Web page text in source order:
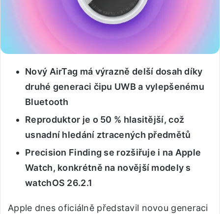
Nový AirTag má výrazně delší dosah díky
druhé generaci čipu UWB a vylepšenému
Bluetooth
Reproduktor je o 50 % hlasitější, což
usnadní hledání ztracených předmětů
Precision Finding se rozšiřuje i na Apple
Watch, konkrétně na novější modely s
watchOS 26.2.1
Apple dnes oficiálně představil novou generaci